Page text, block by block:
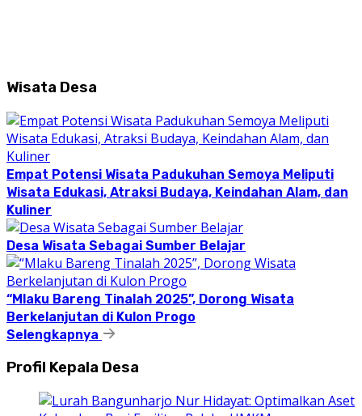
Wisata Desa
Empat Potensi Wisata Padukuhan Semoya Meliputi
Wisata Edukasi, Atraksi Budaya, Keindahan Alam, dan
Kuliner
Desa Wisata Sebagai Sumber Belajar
“Mlaku Bareng Tinalah 2025”, Dorong Wisata
Berkelanjutan di Kulon Progo
Selengkapnya
Profil Kepala Desa